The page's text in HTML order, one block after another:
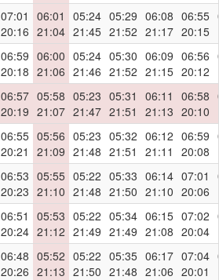
07:01
20:16
06:01
21:04
05:24
21:45
05:29
21:52
06:08
21:17
06:55
20:15
06:59
20:18
06:00
21:06
05:24
21:46
05:30
21:52
06:09
21:15
06:56
20:12
06:57
20:19
05:58
21:07
05:23
21:47
05:31
21:51
06:11
21:13
06:58
20:10
06:55
20:21
05:56
21:09
05:23
21:48
05:32
21:51
06:12
21:11
06:59
20:08
06:53
20:23
05:55
21:10
05:22
21:48
05:33
21:50
06:14
21:10
07:01
20:06
06:51
20:24
05:53
21:12
05:22
21:49
05:34
21:49
06:15
21:08
07:02
20:04
06:48
20:26
05:52
21:13
05:22
21:50
05:35
21:48
06:17
21:06
07:04
20:01